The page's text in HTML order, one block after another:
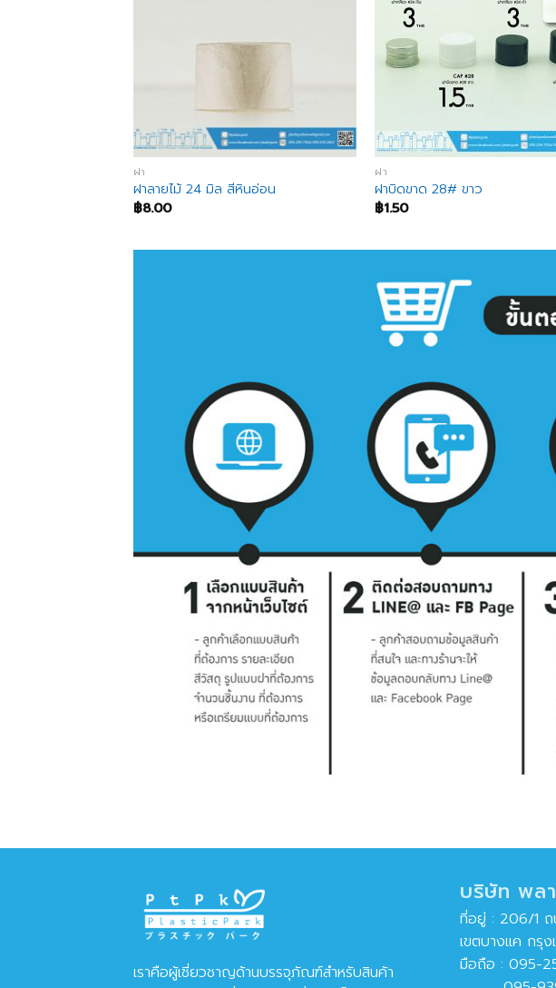
ฝา
ฝาลายไม้ 24 มิล สีหินอ่อน
฿8.00
ฝา
ฝาบิดขาด 28# ขาว
฿1.50
เราคือผู้เชี่ยวชาญด้านบรรจุภัณฑ์สำหรับสินค้า
บริษัท พล
ที่อยู่ : 206/1
เขตบางแค กรุ
มือถือ : 095-